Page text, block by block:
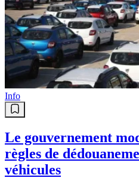
Info
Le gouvernement
règles de
véhicules